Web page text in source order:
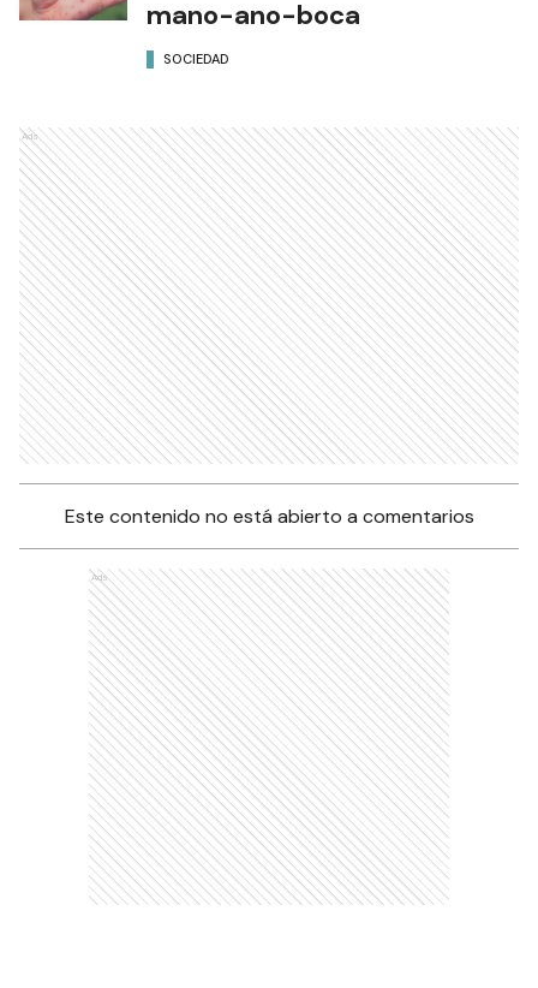
mano-ano-boca
SOCIEDAD
Ads
Este contenido no está abierto a comentarios
Ads